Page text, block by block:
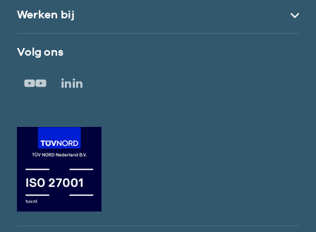
Werken bij
Volg ons